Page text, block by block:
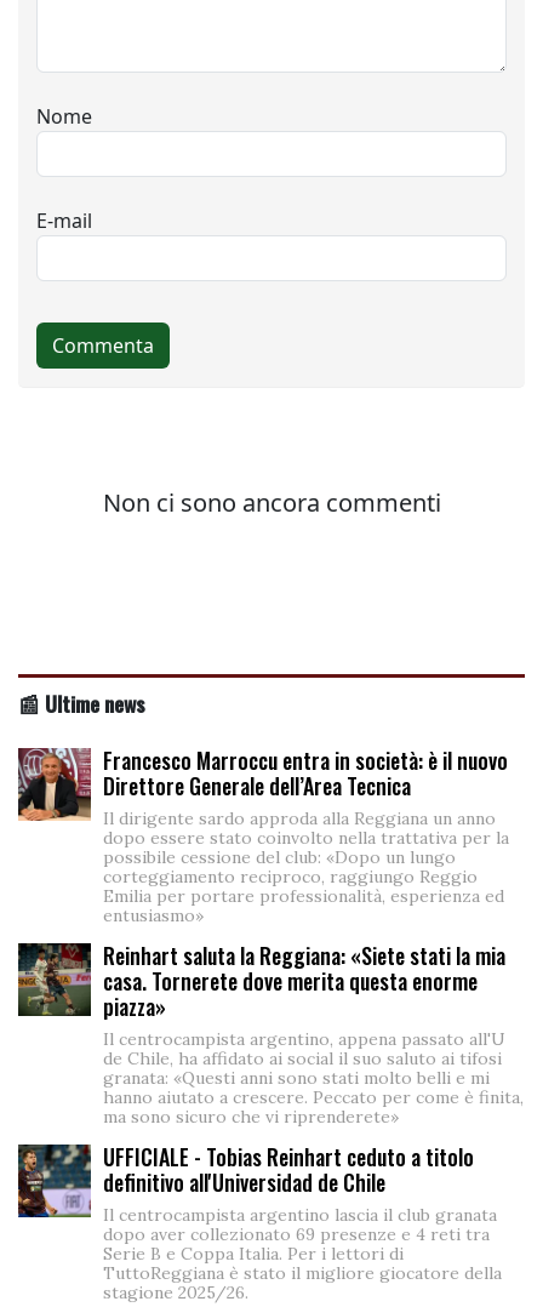
📰 Ultime news
Francesco Marroccu entra in società: è il nuovo
Direttore Generale dell’Area Tecnica
Il dirigente sardo approda alla Reggiana un anno
dopo essere stato coinvolto nella trattativa per la
possibile cessione del club: «Dopo un lungo
corteggiamento reciproco, raggiungo Reggio
Emilia per portare professionalità, esperienza ed
entusiasmo»
Reinhart saluta la Reggiana: «Siete stati la mia
casa. Tornerete dove merita questa enorme
piazza»
Il centrocampista argentino, appena passato all'U
de Chile, ha affidato ai social il suo saluto ai tifosi
granata: «Questi anni sono stati molto belli e mi
hanno aiutato a crescere. Peccato per come è finita,
ma sono sicuro che vi riprenderete»
UFFICIALE - Tobias Reinhart ceduto a titolo
definitivo all'Universidad de Chile
Il centrocampista argentino lascia il club granata
dopo aver collezionato 69 presenze e 4 reti tra
Serie B e Coppa Italia. Per i lettori di
TuttoReggiana è stato il migliore giocatore della
stagione 2025/26.